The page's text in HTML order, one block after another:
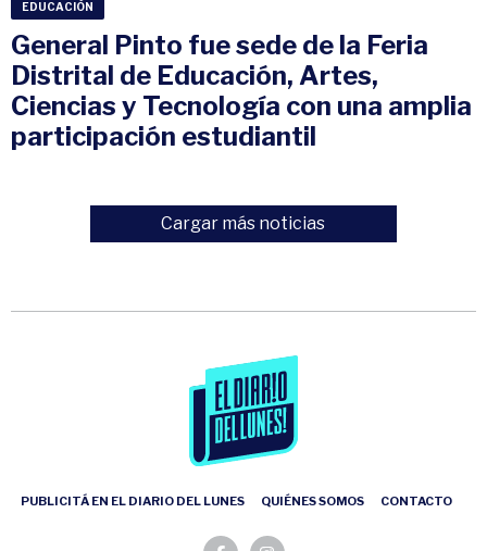
EDUCACIÓN
General Pinto fue sede de la Feria
Distrital de Educación, Artes,
Ciencias y Tecnología con una amplia
participación estudiantil
Cargar más noticias
PUBLICITÁ EN EL DIARIO DEL LUNES QUIÉNES SOMOS CONTACTO